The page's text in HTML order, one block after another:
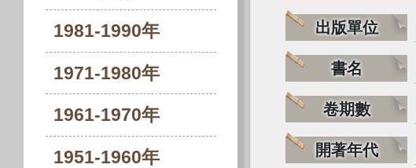
1981-1990年
1971-1980年
1961-1970年
1951-1960年
出版單位
書名
卷期數
開著年代